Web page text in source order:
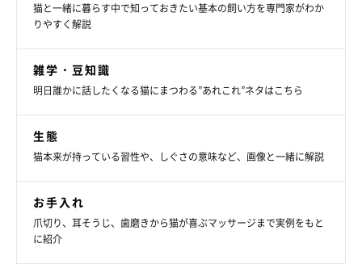
ときは周囲に対する警戒心もとても高まっています。急な声かけ
を逆に怖がってしまったり、猫の体に触れようとすると反動で引
やかに対応する方が良いでしょう。
猫と一緒に暮らす中で知っておきたい基本の飼い方を専門家がわか
りやすく解説
雑学・豆知識
明日誰かに話したくなる猫にまつわる”あれこれ”ネタはこちら
生態
猫本来が持っている習性や、しぐさの意味など、画像と一緒に解説
お手入れ
爪切り、耳そうじ、歯磨きから猫が喜ぶマッサージまで実例をもと
に紹介